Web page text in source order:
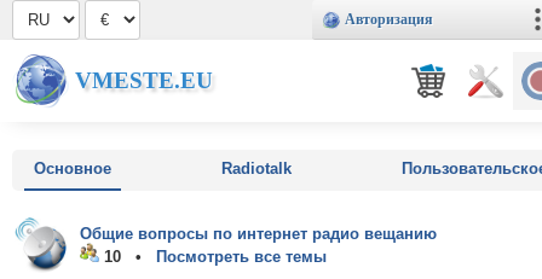
Авторизация
VMESTE.EU
Основное Radiotalk
Общие вопросы по интернет радио вещанию
10 •
Посмотреть все темы